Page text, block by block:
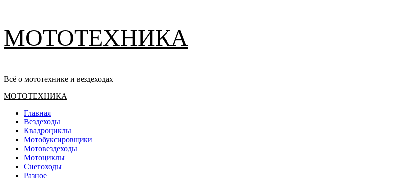
содержимому
МОТОТЕХНИКА
Всё о мототехнике и вездеходах
Основное
МОТОТЕХНИКА
Главная
Вездеходы
Квадроциклы
Мотобуксировщики
Мотовездеходы
Мотоциклы
Снегоходы
Разное